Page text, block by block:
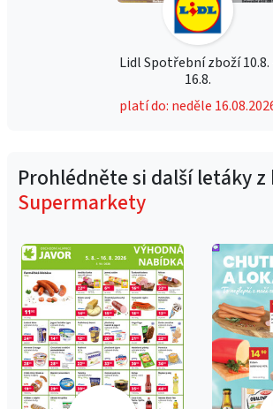
Lidl Spotřební zboží 10.8.
16.8.
platí do: neděle
Prohlédněte si další letáky
Supermarkety